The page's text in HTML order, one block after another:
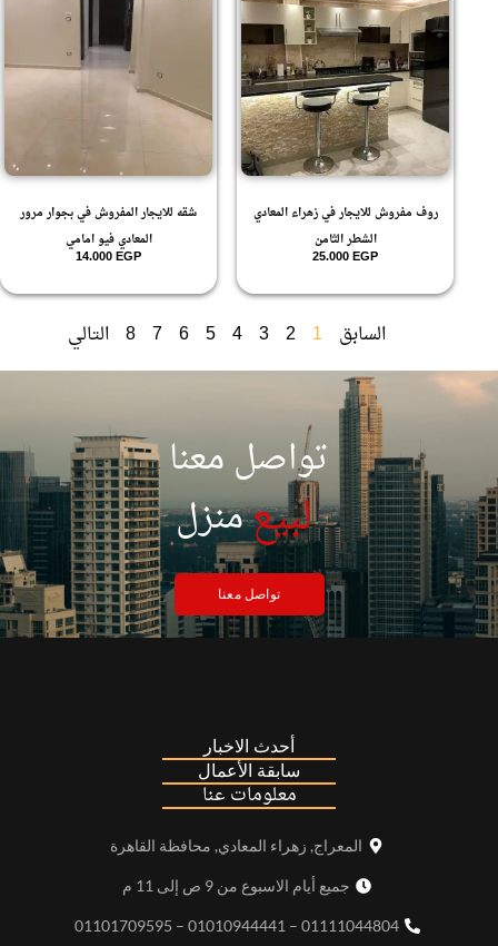
روف مفروش للايجار في زهراء المعادي
الشطر الثامن
25.000EGP
شقه للايجار المفروش في بجوار مرور
المعادي فيو امامي
14.000EGP
السابق التالي
تواصل معنا
لبيع| منزل
تواصل معنا
أحدث الاخبار
سابقة الأعمال
معلومات عنا
المعراج, زهراء المعادي, محافظة القاهرة
جميع أيام الاسبوع من 9 ص إلى 11 م
01111044804 – 01010944441 – 01101709595